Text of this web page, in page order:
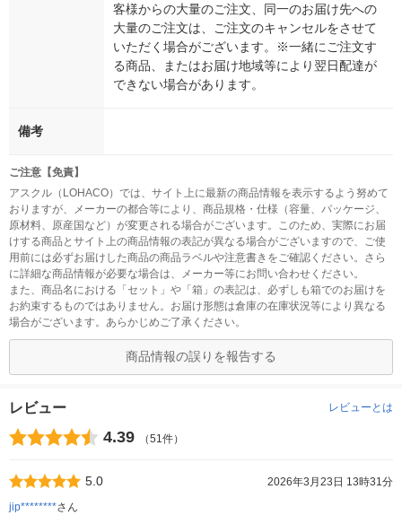
客様からの大量のご注文、同一のお届け先への
大量のご注文は、ご注文のキャンセルをさせて
いただく場合がございます。※一緒にご注文す
る商品、またはお届け地域等により翌日配達が
できない場合があります。
備考
ご注意【免責】
アスクル（LOHACO）では、サイト上に最新の商品情報を表示するよう努めて
おりますが、メーカーの都合等により、商品規格・仕様（容量、パッケージ、
原材料、原産国など）が変更される場合がございます。このため、実際にお届
けする商品とサイト上の商品情報の表記が異なる場合がございますので、ご使
用前には必ずお届けした商品の商品ラベルや注意書きをご確認ください。さら
に詳細な商品情報が必要な場合は、メーカー等にお問い合わせください。
また、商品名における「セット」や「箱」の表記は、必ずしも箱でのお届けを
お約束するものではありません。お届け形態は倉庫の在庫状況等により異なる
場合がございます。あらかじめご了承ください。
商品情報の誤りを報告する
レビュー レビューとは
4.39 （51件）
5.0
2026年3月23日 13時31分
jip********さん